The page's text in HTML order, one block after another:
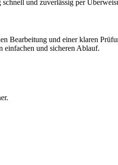
und zuverlässig per
Bearbeitung und einer klaren
einfachen und sicheren Ablauf.